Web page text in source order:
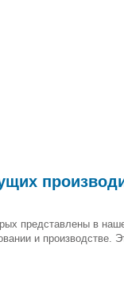
представлены в
и производстве.